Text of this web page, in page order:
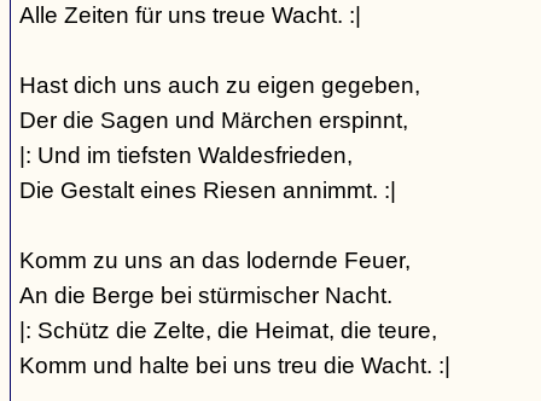
Alle Zeiten für uns treue Wacht. :|
Hast dich uns auch zu eigen gegeben,
Der die Sagen und Märchen erspinnt,
|: Und im tiefsten Waldesfrieden,
Die Gestalt eines Riesen annimmt. :|
Komm zu uns an das lodernde Feuer,
An die Berge bei stürmischer Nacht.
|: Schütz die Zelte, die Heimat, die teure,
Komm und halte bei uns treu die Wacht. :|